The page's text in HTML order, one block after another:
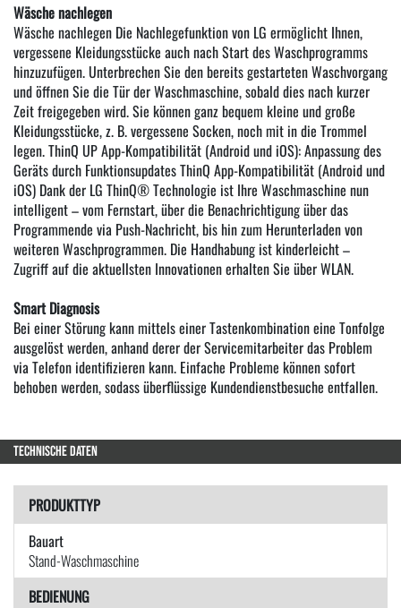
Wäsche nachlegen
Wäsche nachlegen Die Nachlegefunktion von LG ermöglicht Ihnen,
vergessene Kleidungsstücke auch nach Start des Waschprogramms
hinzuzufügen. Unterbrechen Sie den bereits gestarteten Waschvorgang
und öffnen Sie die Tür der Waschmaschine, sobald dies nach kurzer
Zeit freigegeben wird. Sie können ganz bequem kleine und große
Kleidungsstücke, z. B. vergessene Socken, noch mit in die Trommel
legen. ThinQ UP App-Kompatibilität (Android und iOS): Anpassung des
Geräts durch Funktionsupdates ThinQ App-Kompatibilität (Android und
iOS) Dank der LG ThinQ® Technologie ist Ihre Waschmaschine nun
intelligent – vom Fernstart, über die Benachrichtigung über das
Programmende via Push-Nachricht, bis hin zum Herunterladen von
weiteren Waschprogrammen. Die Handhabung ist kinderleicht –
Zugriff auf die aktuellsten Innovationen erhalten Sie über WLAN.
Smart Diagnosis
Bei einer Störung kann mittels einer Tastenkombination eine Tonfolge
ausgelöst werden, anhand derer der Servicemitarbeiter das Problem
via Telefon identifizieren kann. Einfache Probleme können sofort
behoben werden, sodass überflüssige Kundendienstbesuche entfallen.
TECHNISCHE DATEN
PRODUKTTYP
Bauart
Stand-Waschmaschine
BEDIENUNG